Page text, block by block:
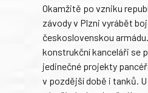
Okamžitě po vzniku
závody v Plzni vyrábět
československou
konstrukční kanceláři se
jedinečné projekty
v pozdější době i tanků.